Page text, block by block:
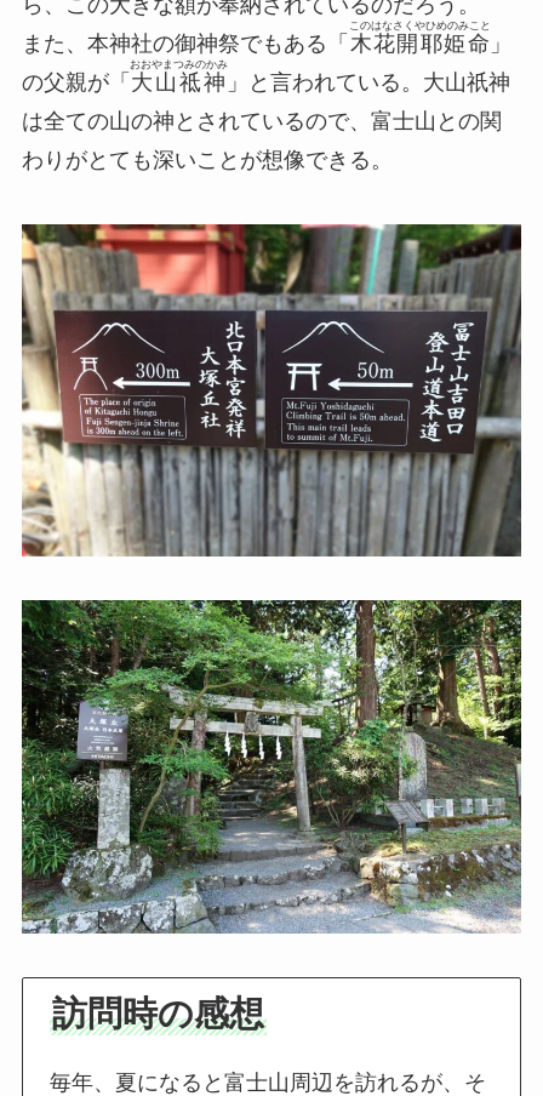
ら、この大きな額が奉納されているのだろう。
また、本神社の御神祭でもある「 木花開耶姫命
このはなさくやひめのみこと
」
の父親が「 大山祗神
おおやまつみのかみ
」と言われている。大山祇神
は全ての山の神とされているので、富士山との関
わりがとても深いことが想像できる。
訪問時の感想
毎年、夏になると富士山周辺を訪れるが、そ